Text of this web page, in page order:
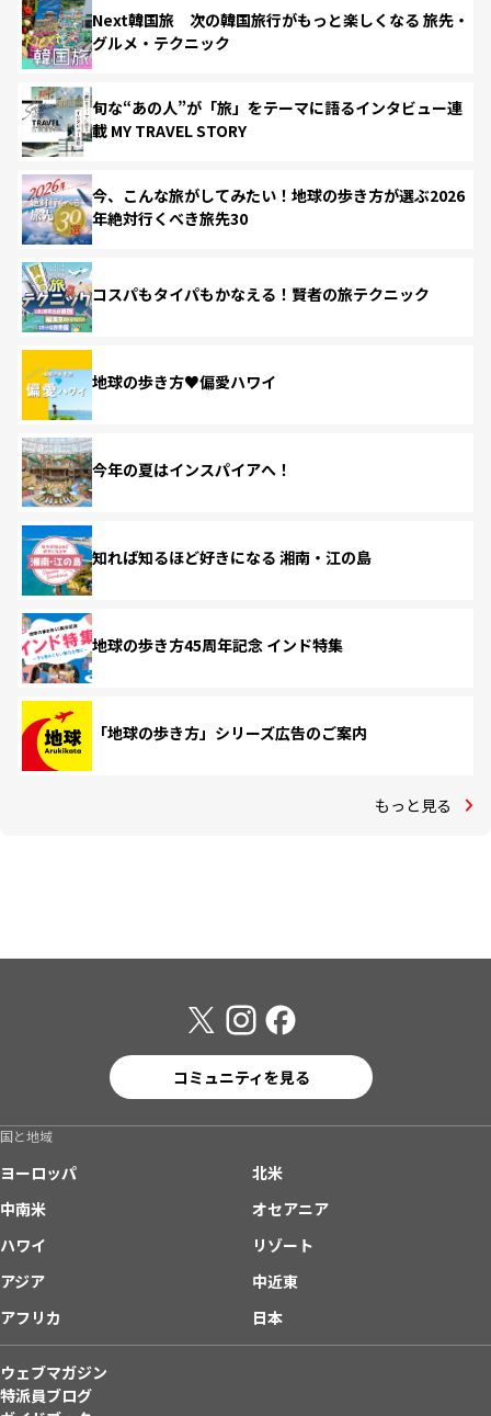
Next韓国旅 次の韓国旅行がもっと楽しくなる 旅先・
グルメ・テクニック
旬な“あの人”が「旅」をテーマに語るインタビュー連
載 MY TRAVEL STORY
今、こんな旅がしてみたい！地球の歩き方が選ぶ2026
年絶対行くべき旅先30
コスパもタイパもかなえる！賢者の旅テクニック
地球の歩き方♥偏愛ハワイ
今年の夏はインスパイアへ！
知れば知るほど好きになる 湘南・江の島
地球の歩き方45周年記念 インド特集
「地球の歩き方」シリーズ広告のご案内
もっと見る
コミュニティを見る
国と地域
ヨーロッパ
北米
中南米
オセアニア
ハワイ
リゾート
アジア
中近東
アフリカ
日本
ウェブマガジン
特派員ブログ